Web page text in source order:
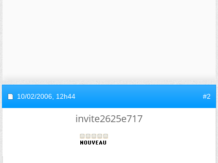
10/02/2006, 12h44 #2
invite2625e717